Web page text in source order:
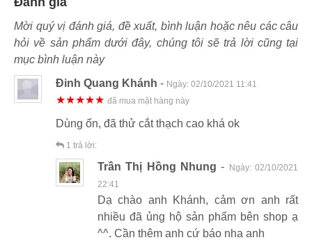
Mời quý vị đánh giá, đề xuất, bình luận hoặc nêu các câu
hỏi về sản phẩm dưới đây, chúng tôi sẽ trả lời cũng tại
mục bình luận này
Đinh Quang Khánh - Ngày: 02/10/2021 11:41
★★★★★ đã mua mặt hàng này
Dùng ổn, đã thử cắt thạch cao khá ok
1 trả lời:
Trần Thị Hồng Nhung - Ngày:02/10/2021
22:41
Dạ chào anh Khánh, cảm ơn anh rất
nhiều đã ủng hộ sản phẩm bên shop ạ
^^. Cần thêm anh cứ báo nha anh